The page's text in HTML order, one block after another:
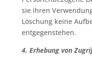
sie ihren
Löschung keine
entgegenstehen.
4. Erhebung von